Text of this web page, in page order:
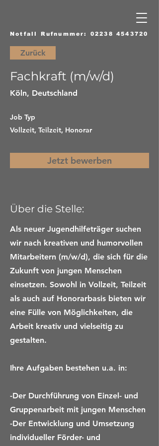
Notfall Rufnummer: 02238 4543720
Zurück
Fachkraft (m/w/d)
Köln, Deutschland
Job Typ
Vollzeit, Teilzeit, Honorar
Jetzt bewerben
Über die Stelle:
Als neuer Jugendhilfeträger suchen
wir nach kreativen und humorvollen
Mitarbeitern (m/w/d), die sich für die
Zukunft von jungen Menschen
einsetzen. Sowohl in Vollzeit, Teilzeit
als auch auf Honorarbasis bieten wir
eine Fülle von Möglichkeiten, die
Arbeit kreativ und vielseitig zu
gestalten.
Ihre Aufgaben bestehen u.a. in:
-Der Durchführung von Einzel- und
Gruppenarbeit mit jungen Menschen
-Der Entwicklung und Umsetzung
individueller Förder- und